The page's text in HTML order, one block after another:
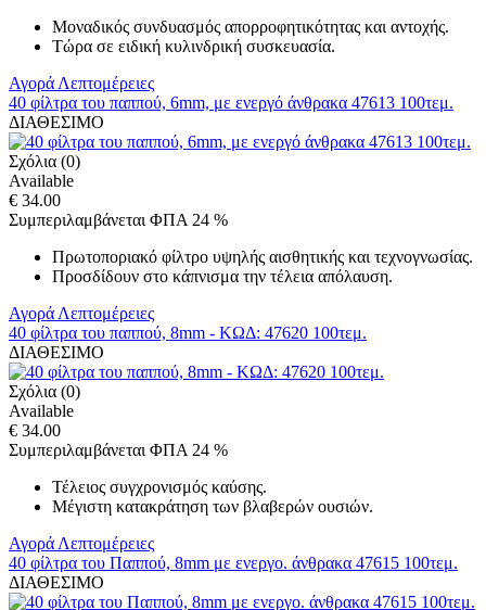
Μοναδικός συνδυασμός απορροφητικότητας και αντοχής.
Τώρα σε ειδική κυλινδρική συσκευασία.
Αγορά Λεπτομέρειες
40 φίλτρα του παππού, 6mm, με ενεργό άνθρακα 47613 100τεμ.
ΔΙΑΘΕΣΙΜΟ
Σχόλια (0)
Available
€ 34.00
Συμπεριλαμβάνεται ΦΠΑ 24 %
Πρωτοποριακό φίλτρο υψηλής αισθητικής και τεχνογνωσίας.
Προσδίδουν στο κάπνισμα την τέλεια απόλαυση.
Αγορά Λεπτομέρειες
40 φίλτρα του παππού, 8mm - ΚΩΔ: 47620 100τεμ.
ΔΙΑΘΕΣΙΜΟ
Σχόλια (0)
Available
€ 34.00
Συμπεριλαμβάνεται ΦΠΑ 24 %
Τέλειος συγχρονισμός καύσης.
Μέγιστη κατακράτηση των βλαβερών ουσιών.
Αγορά Λεπτομέρειες
40 φίλτρα του Παππού, 8mm με ενεργο. άνθρακα 47615 100τεμ.
ΔΙΑΘΕΣΙΜΟ